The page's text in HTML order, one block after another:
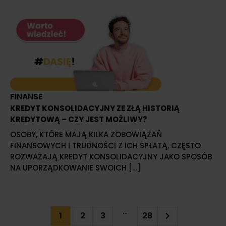
FINANSE
KREDYT KONSOLIDACYJNY ZE ZŁĄ HISTORIĄ
KREDYTOWĄ – CZY JEST MOŻLIWY?
OSOBY, KTÓRE MAJĄ KILKA ZOBOWIĄZAŃ
FINANSOWYCH I TRUDNOŚCI Z ICH SPŁATĄ, CZĘSTO
ROZWAŻAJĄ KREDYT KONSOLIDACYJNY JAKO SPOSÓB
NA UPORZĄDKOWANIE SWOICH […]
1 2 3 … 28